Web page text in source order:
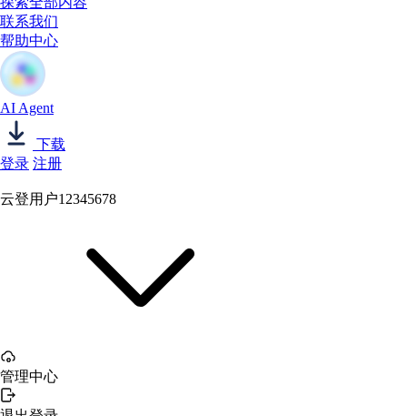
联系我们
帮助中心
AI Agent
下载
登录 注册
云登用户12345678
管理中心